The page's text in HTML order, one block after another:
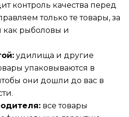
контроль качества перед
только те товары, за
как рыболовы и
удилища и другие
упаковываются в
они дошли до вас в
все товары